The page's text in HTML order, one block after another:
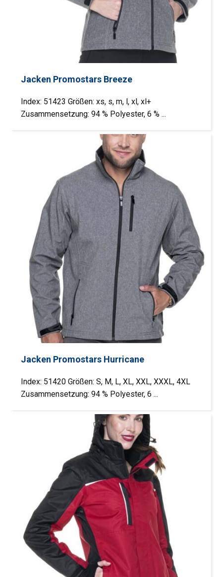
Jacken Promostars Breeze
Index: 51423 Größen: xs, s, m, l, xl, xl+
Zusammensetzung: 94 % Polyester, 6 % ...
Jacken Promostars Hurricane
Index: 51420 Größen: S, M, L, XL, XXL, XXXL, 4XL
Zusammensetzung: 94 % Polyester, 6 ...